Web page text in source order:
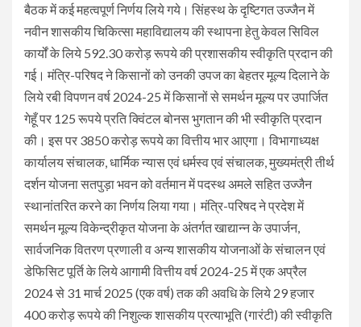
बैठक में कई महत्वपूर्ण निर्णय लिये गये। सिंहस्थ के दृष्टिगत उज्जैन में
नवीन शासकीय चिकित्सा महाविद्यालय की स्थापना हेतु केवल सिविल
कार्यों के लिये 592.30 करोड़ रूपये की प्रशासकीय स्वीकृति प्रदान की
गई। मंत्रि-परिषद ने किसानों को उनकी उपज का बेहतर मूल्य दिलाने के
लिये रबी विपणन वर्ष 2024-25 में किसानों से समर्थन मूल्य पर उपार्जित
गेहूँ पर 125 रूपये प्रति क्विंटल बोनस भुगतान की भी स्वीकृति प्रदान
की। इस पर 3850 करोड़ रूपये का वित्तीय भार आएगा। विभागाध्यक्ष
कार्यालय संचालक, धार्मिक न्यास एवं धर्मस्व एवं संचालक, मुख्यमंत्री तीर्थ
दर्शन योजना सतपुड़ा भवन को वर्तमान में पदस्थ अमले सहित उज्जैन
स्थानांतरित करने का निर्णय लिया गया। मंत्रि-परिषद ने प्रदेश में
समर्थन मूल्य विकेन्द्रीकृत योजना के अंतर्गत खाद्यान्न के उपार्जन,
सार्वजनिक वितरण प्रणाली व अन्य शासकीय योजनाओं के संचालन एवं
डेफिसिट पूर्ति के लिये आगामी वित्तीय वर्ष 2024-25 में एक अप्रैल
2024 से 31 मार्च 2025 (एक वर्ष) तक की अवधि के लिये 29 हजार
400 करोड़ रूपये की निशुल्क शासकीय प्रत्याभूति (गारंटी) की स्वीकृति